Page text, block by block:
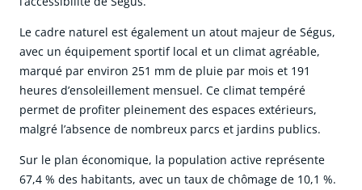
Le cadre naturel est également un atout majeur de Ségus,
avec un équipement sportif local et un climat agréable,
marqué par environ 251 mm de pluie par mois et 191
heures d’ensoleillement mensuel. Ce climat tempéré
permet de profiter pleinement des espaces extérieurs,
malgré l’absence de nombreux parcs et jardins publics.
Sur le plan économique, la population active représente
67,4 % des habitants, avec un taux de chômage de 10,1 %.